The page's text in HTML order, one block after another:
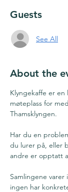
Guests
See All
About the
Klyngekaffe er en
møteplass for
Thamsklyngen.
Har du en
du lurer på, eller
andre er opptatt
Samlingene varer
ingen har